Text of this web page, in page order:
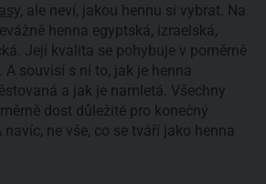
, ale neví, jakou hennu si vybrat. Na
henna egyptská, izraelská,
Její kvalita se pohybuje v poměrně
souvisí s ní to, jak je henna
a jak je namletá. Všechny
dost důležité pro konečný
ne vše, co se tváří jako henna